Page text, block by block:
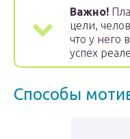
Важно!
цели,
что у него
успех
Способы